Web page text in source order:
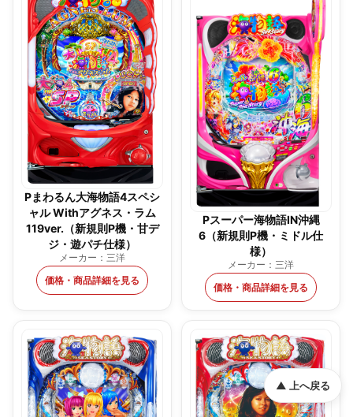
Pまわるん大海物語4スペシ
ャル Withアグネス・ラム
119ver.（新規則P機・甘デ
ジ・遊パチ仕様）
メーカー：三洋
価格・商品詳細を見る
Pスーパー海物語IN沖縄
6（新規則P機・ミドル仕
様）
メーカー：三洋
価格・商品詳細を見る
▲ 上へ戻る